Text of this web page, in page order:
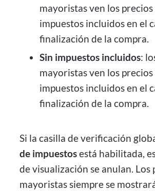
mayoristas ven los precios
impuestos incluidos en el
finalización de la compra.
Sin impuestos incluidos:
mayoristas ven los precios
impuestos incluidos en el
finalización de la compra.
Si la casilla de verificación
de impuestosestá habilitada,
de visualización se anulan. Los
mayoristas siempre se